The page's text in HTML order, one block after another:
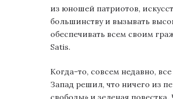
из юношей патриотов,
большинству и вызывать
обеспечивать всем своим
Satis.
Когда-то, совсем недавно,
Запад решил, что ничего из